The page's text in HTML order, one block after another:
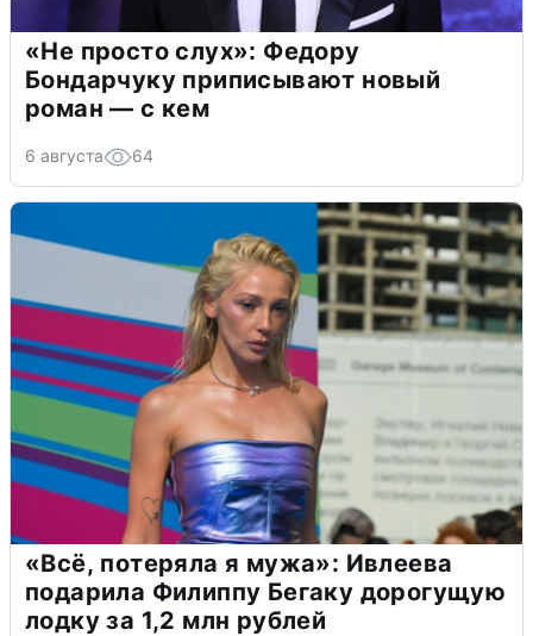
«Не просто слух»: Федору
Бондарчуку приписывают новый
роман — с кем
6 августа 64
«Всё, потеряла я мужа»: Ивлеева
подарила Филиппу Бегаку дорогущую
лодку за 1,2 млн рублей